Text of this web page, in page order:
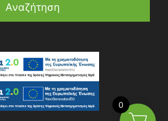
Αναζήτηση
0